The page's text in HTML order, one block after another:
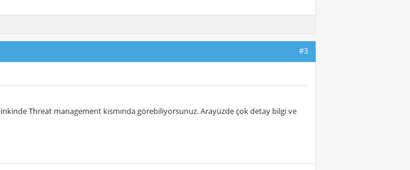
#3
linkinde Threat management kısmında görebiliyorsunuz. Arayüzde çok detay bilgi ve